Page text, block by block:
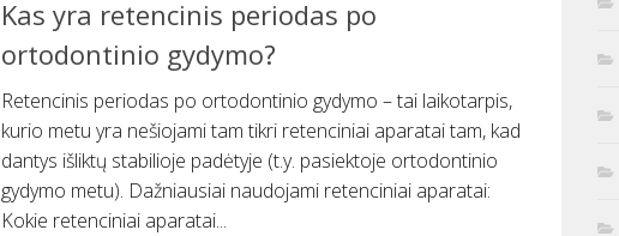
Kas yra retencinis periodas po
ortodontinio gydymo?
Retencinis periodas po ortodontinio gydymo – tai laikotarpis,
kurio metu yra nešiojami tam tikri retenciniai aparatai tam, kad
dantys išliktų stabilioje padėtyje (t.y. pasiektoje ortodontinio
gydymo metu). Dažniausiai naudojami retenciniai aparatai:
Kokie retenciniai aparatai...